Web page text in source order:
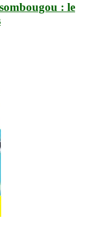
: le